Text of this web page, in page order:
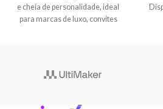
e cheia de personalidade, ideal
para marcas de luxo, convites